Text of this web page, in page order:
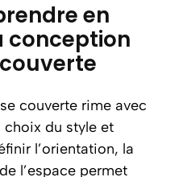
en
conception
couverte rime avec
du style et
l’orientation, la
l’espace permet